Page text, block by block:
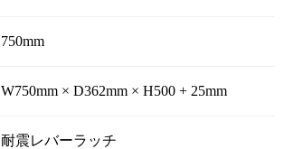
750mm
W750mm × D362mm × H500 + 25mm
耐震レバーラッチ